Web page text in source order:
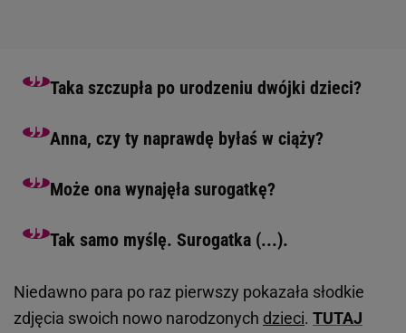
Taka szczupła po urodzeniu dwójki dzieci?
Anna, czy ty naprawdę byłaś w ciąży?
Może ona wynajęła surogatkę?
Tak samo myślę. Surogatka (...).
Niedawno para po raz pierwszy pokazała słodkie
zdjęcia swoich nowo narodzonych dzieci. TUTAJ